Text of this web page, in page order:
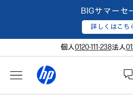
BIGサマーセ
詳しくはこち
個人0120-111-238法人